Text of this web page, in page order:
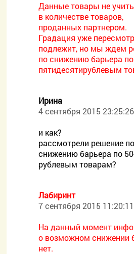
Данные товары не
в количестве товаров,
проданных партнером.
Градация уже
подлежит, но мы ждем
по снижению барьера по
пятидесятирублевым
Ирина
4 сентября 2015 23:25:26
и как?
рассмотрели решение по
снижению барьера по
рублевым товарам?
Лабиринт
7 сентября 2015 11:20:11
На данный момент
о возможном снижении
нет.